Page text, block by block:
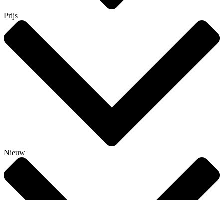
Prijs
Nieuw